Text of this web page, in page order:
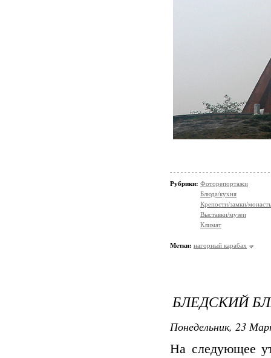
Рубрики: Фоторепортажи
Блюда/кухня
Крепости/замки/
Выставки/музеи
Климат
Метки: нагорный карабах
БЛЕДСКИЙ
Понедельник, 23
На следующее